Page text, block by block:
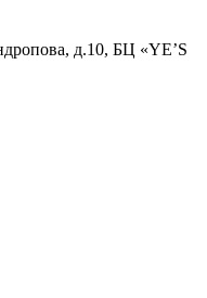
д.10, БЦ «YE’S